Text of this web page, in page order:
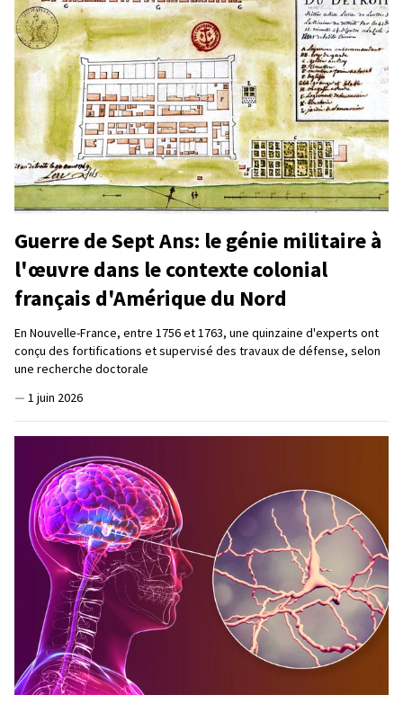
Guerre de Sept Ans: le génie militaire à
l'œuvre dans le contexte colonial
français d'Amérique du Nord
En Nouvelle-France, entre 1756 et 1763, une quinzaine d'experts ont
conçu des fortifications et supervisé des travaux de défense, selon
une recherche doctorale
— 1 juin 2026